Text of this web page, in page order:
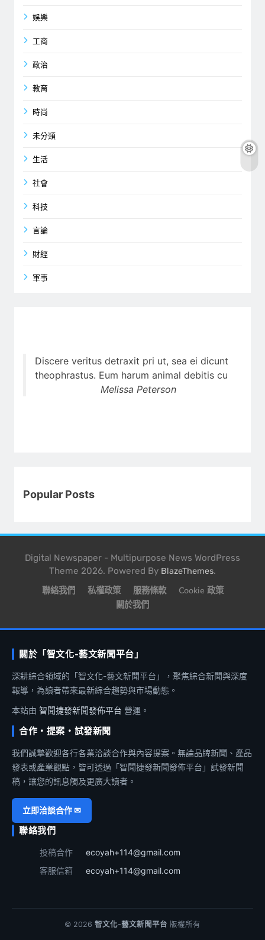
娛樂
工商
政治
教育
時尚
未分類
生活
社會
科技
言論
財經
軍事
Discere veritus detraxit pri ut, sea ei dicunt
theophrastus. Eum harum animal debitis cu
Melissa Peterson
Popular Posts
Digital Newspaper - Multipurpose News WordPress
Theme 2026. Powered By BlazeThemes.
聯絡我們 私權政策 服務條款
Cookie 政策
關於我們
關於「智文化-藝文新聞平台」
深耕綜合領域的「智文化-藝文新聞平台」，聚焦綜合新聞與深度
報導，為讀者帶來最新綜合趨勢與市場動態。
本站由 智聞捷發新聞發佈平台 營運。
合作・提案・試發新聞
我們誠摯歡迎各行各業洽談合作與內容提案。無論品牌新聞、產品
發表或產業觀點，皆可透過「智聞捷發新聞發佈平台」試發新聞
稿，讓您的訊息觸及更廣大讀者。
立即洽談合作 ✉
聯絡我們
投稿合作
ecoyah+114@gmail.com
客服信箱
ecoyah+114@gmail.com
© 2026 智文化-藝文新聞平台 版權所有